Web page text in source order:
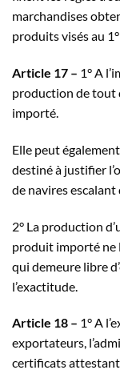
marchandises
produits visés au
Article 17 – 1° A
production de tout
importé.
Elle peut
destiné à justifier
de navires
2° La production
produit importé ne
qui demeure libre
l’exactitude.
Article 18 – 1° A
exportateurs,
certificats attestant